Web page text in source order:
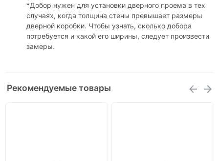
*Добор нужен для установки дверного проема в тех
случаях, когда толщина стены превышает размеры
дверной коробки. Чтобы узнать, сколько добора
потребуется и какой его ширины, следует произвести
замеры.
Рекомендуемые товары